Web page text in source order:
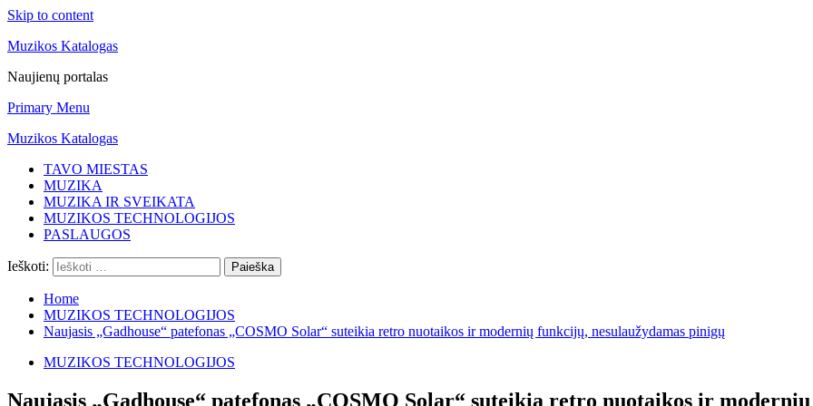
Skip to content
Muzikos Katalogas
Naujienų portalas
Primary Menu
Muzikos Katalogas
TAVO MIESTAS
MUZIKA
MUZIKA IR SVEIKATA
MUZIKOS TECHNOLOGIJOS
PASLAUGOS
Ieškoti:
Home
MUZIKOS TECHNOLOGIJOS
Naujasis „Gadhouse“ patefonas „COSMO Solar“ suteikia retro nuotaikos ir modernių funkcijų, nesulaužydamas pinigų
MUZIKOS TECHNOLOGIJOS
Naujasis „Gadhouse“ patefonas „COSMO Solar“ suteikia retro nuotaikos ir